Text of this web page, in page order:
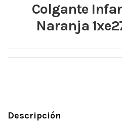
Colgante
Naranja
Descripción